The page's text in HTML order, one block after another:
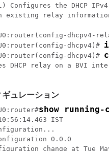
the DHCP IPv4
existing relay
(config-dhcpv4-
(config-dhcpv4)#
(config-dhcpv4)#
DHCP relay on a BVI
ュレーション
#show running-
IST
0.0.0
change at Tue